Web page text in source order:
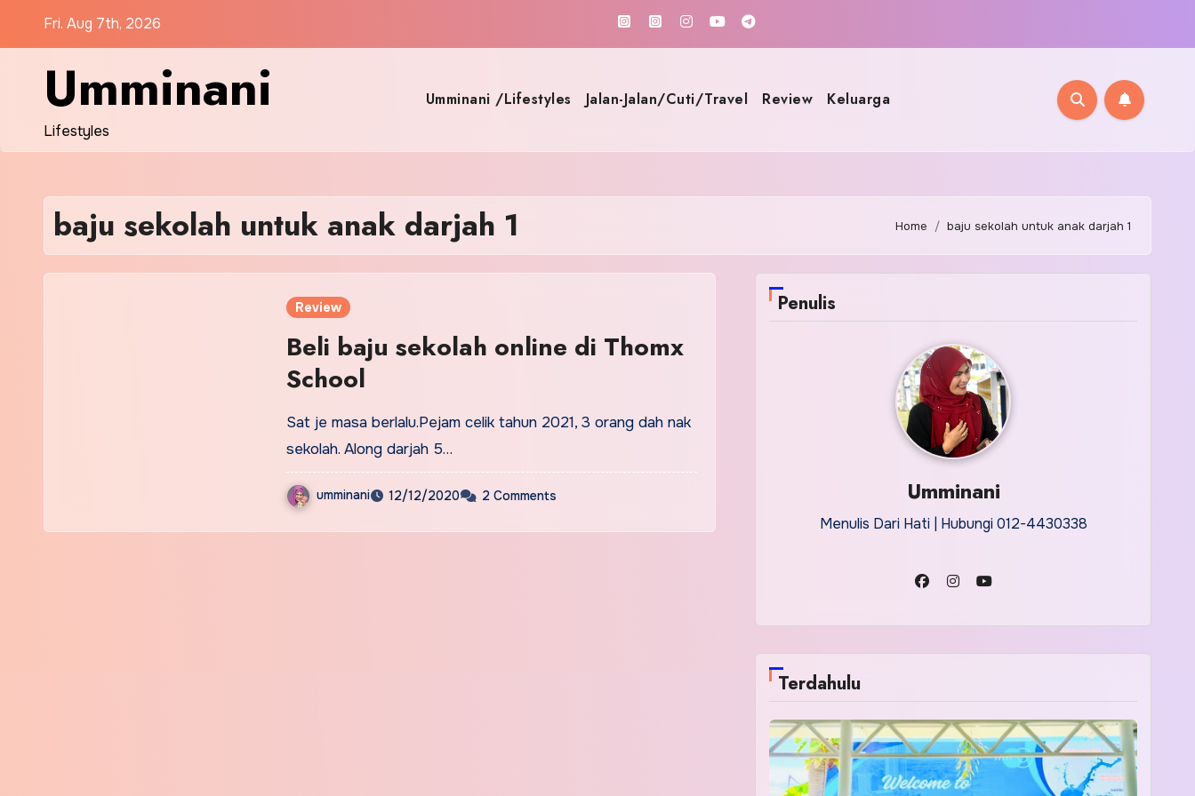
Fri. Aug 7th, 2026
Umminani
Lifestyles
Umminani /Lifestyles Jalan-Jalan/Cuti/Travel Review Keluarga
baju sekolah untuk anak darjah 1 Home baju sekolah untuk anak darjah 1
Review
Beli baju sekolah online di Thomx
School
Sat je masa berlalu.Pejam celik tahun 2021, 3 orang dah nak
sekolah. Along darjah 5…
umminani 12/12/2020 2 Comments
Penulis
Umminani
Menulis Dari Hati | Hubungi 012-4430338
Terdahulu